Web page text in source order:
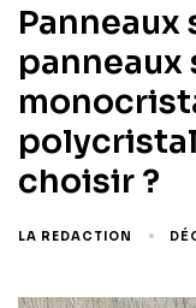
Panneaux
panneaux
choisir ?
LA REDACTION